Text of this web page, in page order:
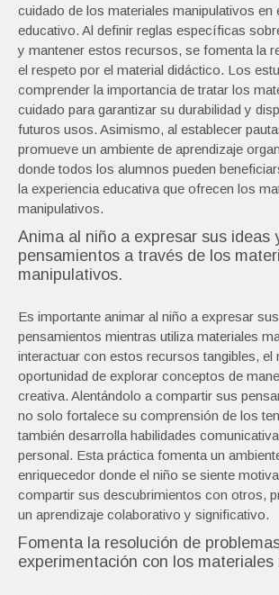
cuidado de los materiales manipulativos en
educativo. Al definir reglas específicas
y mantener estos recursos, se fomenta la
el respeto por el material didáctico. Los
comprender la importancia de tratar los
cuidado para garantizar su durabilidad y
futuros usos. Asimismo, al establecer
promueve un ambiente de aprendizaje
donde todos los alumnos pueden
la experiencia educativa que ofrecen los
manipulativos.
Anima al niño a expresar sus ideas
pensamientos a través de los
manipulativos.
Es importante animar al niño a expresar
pensamientos mientras utiliza materiales
interactuar con estos recursos tangibles, el
oportunidad de explorar conceptos de
creativa. Alentándolo a compartir sus
no solo fortalece su comprensión de los
también desarrolla habilidades
personal. Esta práctica fomenta un
enriquecedor donde el niño se siente
compartir sus descubrimientos con otros,
un aprendizaje colaborativo y significativo.
Fomenta la resolución de
experimentación con los materiales